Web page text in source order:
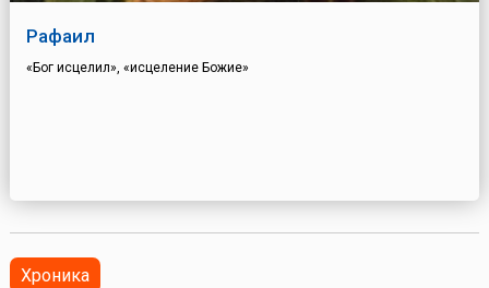
Рафаил
«Бог исцелил», «исцеление Божие»
Хроника